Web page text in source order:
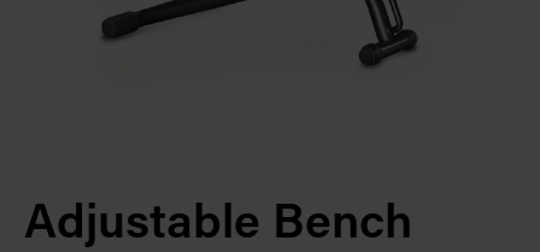
Adjustable Bench